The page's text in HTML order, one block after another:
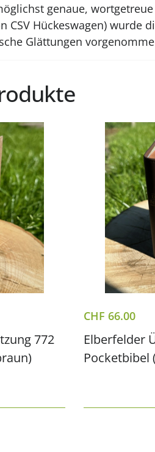
genaue,
CSV Hückeswagen) wurde
Glättungen
772
CHF 66.00
Elberfelder
Pocketbibel